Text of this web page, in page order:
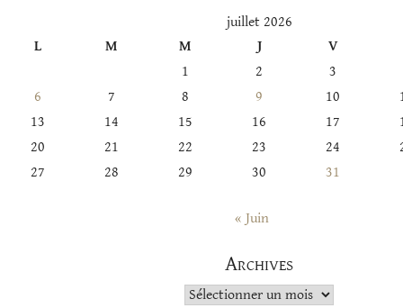
juillet 2026
L
M M J
V
1
2
3
6
7 8 9 10
13
14 15 16 17
20
21 22 23 24
27
28 29 30 31
« Juin
Archives
Archives